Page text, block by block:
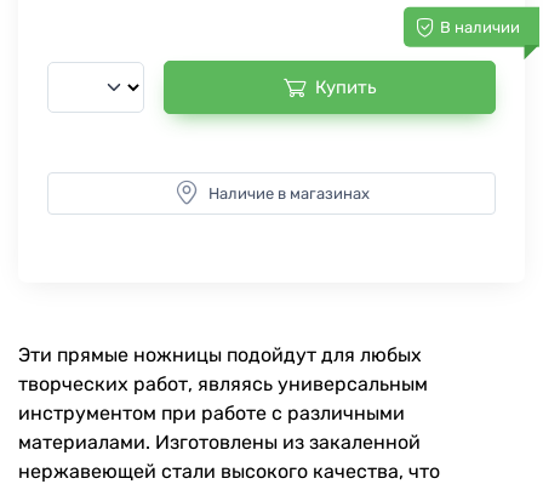
В наличии
Купить
Наличие в магазинах
Эти прямые ножницы подойдут для любых
творческих работ, являясь универсальным
инструментом при работе с различными
материалами. Изготовлены из закаленной
нержавеющей стали высокого качества, что